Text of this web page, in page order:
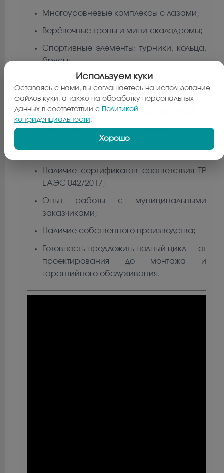
Многоуровневые комплексы с лазами;
Верёвочные тропы и мини-скалодромы;
Спортивные элементы: турники, кольца,
брусья.
Как выбрать надёжного
поставщика оборудования
для детских площадок?
При выборе компании важно учитывать:
Наличие сертификатов соответствия ТР
ЕАЭС 042/2017;
Опыт работы с муниципальными
заказчиками;
Наличие собственного производства;
Готовность предложить полный цикл — от
проектирования до монтажа и
гарантийного обслуживания.
Используем куки
Оставаясь с нами, вы соглашаетесь на использование
файлов куки, а также на обработку персональных
данных в соответствии с Политикой
конфиденциальности.
Хорошо